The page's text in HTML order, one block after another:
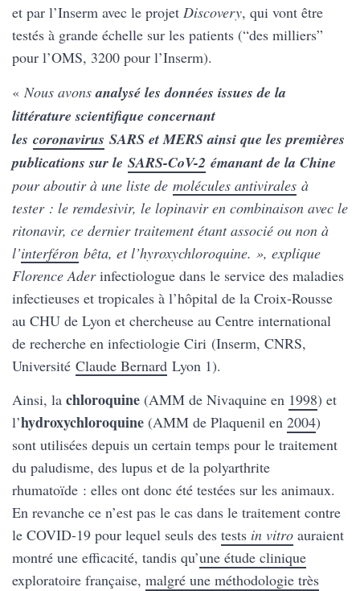
et par l’Inserm avec le projet Discovery, qui vont être
testés à grande échelle sur les patients (“des milliers”
pour l’OMS, 3200 pour l’Inserm).
«Nous avonsanalysé les données issues de la
littérature scientifique concernant
les coronavirus SARS et MERS ainsi que les premières
publications sur le SARS-CoV-2 émanant de la Chine
pour aboutir à une liste de molécules antivirales à
tester : le remdesivir, le lopinavir en combinaison avec le
ritonavir, ce dernier traitement étant associé ou non à
l’interféron bêta, et l’hyroxychloroquine. », explique
Florence Aderinfectiologue dans le service des maladies
infectieuses et tropicales à l’hôpital de la Croix-Rousse
au CHU de Lyon et chercheuse au Centre international
de recherche en infectiologie Ciri (Inserm, CNRS,
Université Claude Bernard Lyon 1).
Ainsi, la chloroquine (AMM de Nivaquine en 1998) et
l’hydroxychloroquine (AMM de Plaquenil en 2004)
sont utilisées depuis un certain temps pour le traitement
du paludisme, des lupus et de la polyarthrite
rhumatoïde : elles ont donc été testées sur les animaux.
En revanche ce n’est pas le cas dans le traitement contre
le COVID-19 pour lequel seuls des tests in vitro auraient
montré une efficacité, tandis qu’une étude clinique
exploratoire française, malgré une méthodologie très